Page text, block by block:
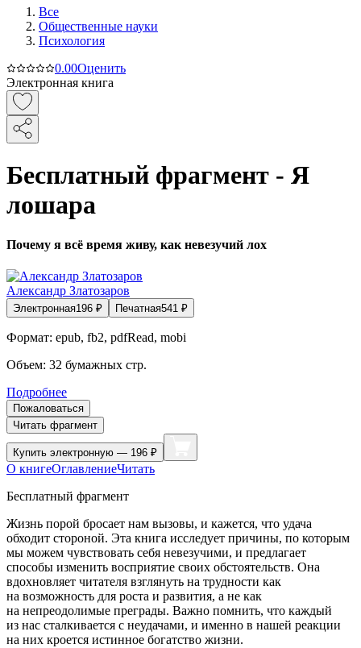
Все
Общественные науки
Психология
0.00Оценить
Электронная книга
Бесплатный фрагмент - Я
лошара
Почему я всё время живу, как невезучий лох
Александр Златозаров
Электронная196 ₽ Печатная541 ₽
Формат: epub, fb2, pdfRead, mobi
Объем: 32 бумажных стр.
Подробнее
Пожаловаться
Читать фрагмент
Купить электронную — 196 ₽
О книгеОглавлениеЧитать
Бесплатный фрагмент
Жизнь порой бросает нам вызовы, и кажется, что удача
обходит стороной. Эта книга исследует причины, по которым
мы можем чувствовать себя невезучими, и предлагает
способы изменить восприятие своих обстоятельств. Она
вдохновляет читателя взглянуть на трудности как
на возможность для роста и развития, а не как
на непреодолимые преграды. Важно помнить, что каждый
из нас сталкивается с неудачами, и именно в нашей реакции
на них кроется истинное богатство жизни.